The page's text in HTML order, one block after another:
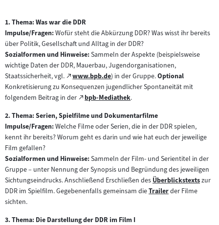
1. Thema: Was war die DDR
Impulse/Fragen:Wofür steht die Abkürzung DDR? Was wisst ihr bereits
über Politik, Gesellschaft und Alltag in der DDR?
Sozialformen und Hinweise:Sammeln der Aspekte (beispielsweise
wichtige Daten der DDR, Mauerbau, Jugendorganisationen,
Staatssicherheit, vgl.
Zum
externen
Inhalt:
www.bpb.de
(öffnet
im
neuen
Tab)
) in der Gruppe.Optional
Konkretisierung zu Konsequenzen jugendlicher Spontaneität mit
folgendem Beitrag in der
Zum
Inhalt:
bpb-Mediathek
(öffnet
im
neuen
Tab)
.
2. Thema: Serien, Spielfilme und Dokumentarfilme
Impulse/Fragen:Welche Filme oder Serien, die in der DDR spielen,
kennt ihr bereits? Worum geht es darin und wie hat euch der jeweilige
Film gefallen?
Sozialformen und Hinweise:Sammeln der Film- und Serientitel in der
Gruppe – unter Nennung der Synopsis und Begründung des jeweiligen
Sichtungseindrucks. Anschließend Erschließen desZum
Inhalt:
Überblickstextszur
DDR im Spielfilm. Gegebenenfalls gemeinsam dieZum
Trailerder Filme
sichten.
3. Thema: Die Darstellung der DDR im Film I